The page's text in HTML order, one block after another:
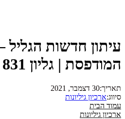
עיתון חדשות הגליל
המודפסת | גליון 831
תאריך:30 דצמבר, 2021
סיווג:ארכיון גיליונות
עמוד הבית
ארכיון גיליונות